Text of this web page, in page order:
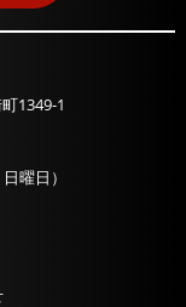
1349-1
曜日）